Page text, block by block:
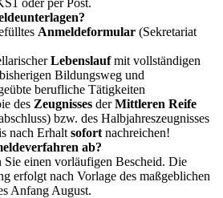
Anmeldeformular (Sekretariat
Lebenslaufmit vollständigen
Bildungsweg und
berufliche Tätigkeiten
des Zeugnisses derMittleren Reife
bzw. des Halbjahreszeugnisses
nach Erhalt sofort nachreichen!
ab?
Sie einen vorläufigen Bescheid. Die
erfolgt nach Vorlage des maßgeblichen
Anfang August.